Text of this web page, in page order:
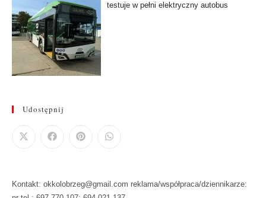
testuje w pełni elektryczny autobus
Udostępnij
Kontakt: okkolobrzeg@gmail.com reklama/współpraca/dziennikarze: